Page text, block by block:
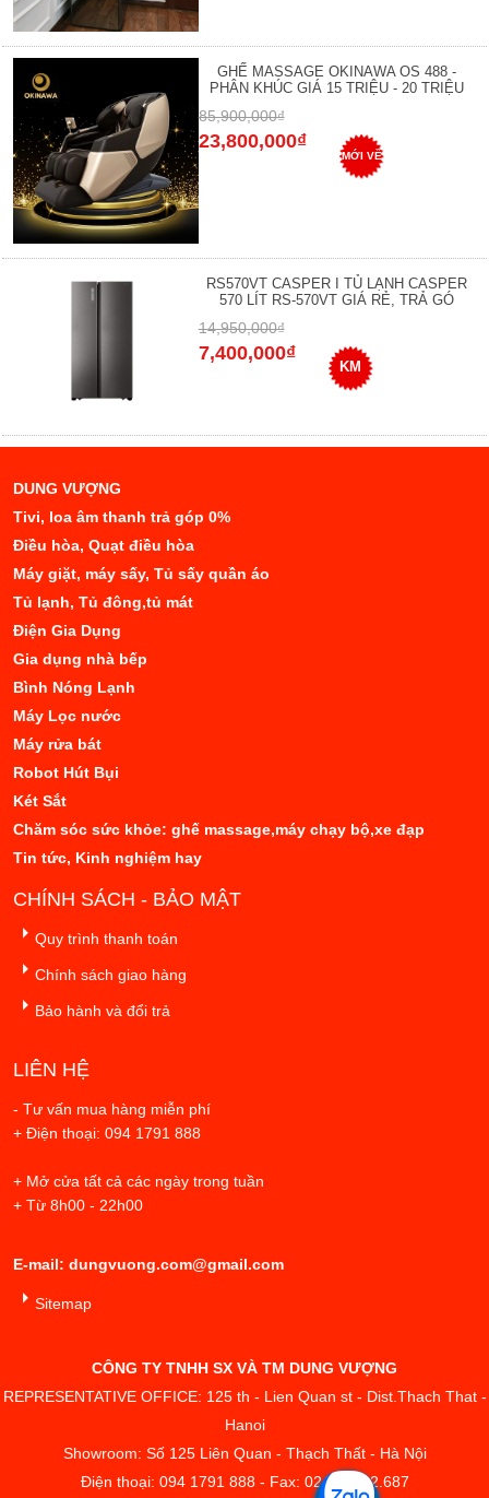
GHẾ MASSAGE OKINAWA OS 488 -
PHÂN KHÚC GIÁ 15 TRIỆU - 20 TRIỆU
85,900,000₫
23,800,000₫
MỚI VỀ
RS570VT CASPER I TỦ LẠNH CASPER
570 LÍT RS-570VT GIÁ RẺ, TRẢ GÓ
14,950,000₫
7,400,000₫
KM
DUNG VƯỢNG
Tivi, loa âm thanh trả góp 0%
Điều hòa, Quạt điều hòa
Máy giặt, máy sấy, Tủ sấy quần áo
Tủ lạnh, Tủ đông,tủ mát
Điện Gia Dụng
Gia dụng nhà bếp
Bình Nóng Lạnh
Máy Lọc nước
Máy rửa bát
Robot Hút Bụi
Két Sắt
Chăm sóc sức khỏe: ghế massage,máy chạy bộ,xe đạp
Tin tức, Kinh nghiệm hay
CHÍNH SÁCH - BẢO MẬT
Quy trình thanh toán
Chính sách giao hàng
Bảo hành và đổi trả
LIÊN HỆ
- Tư vấn mua hàng miễn phí
+ Điện thoại: 094 1791 888
+ Mở cửa tất cả các ngày trong tuần
+ Từ 8h00 - 22h00
E-mail: dungvuong.com@gmail.com
Sitemap
CÔNG TY TNHH SX VÀ TM DUNG VƯỢNG
REPRESENTATIVE OFFICE: 125 th - Lien Quan st - Dist.Thach That -
Hanoi
Showroom: Số 125 Liên Quan - Thạch Thất - Hà Nội
Điện thoại: 094 1791 888 - Fax: 02433.842.687